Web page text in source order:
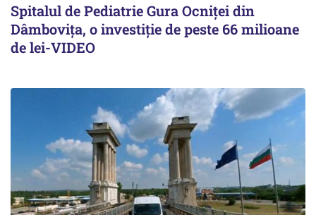
Spitalul de Pediatrie Gura Ocniței din
Dâmbovița, o investiție de peste 66 milioane
de lei-VIDEO